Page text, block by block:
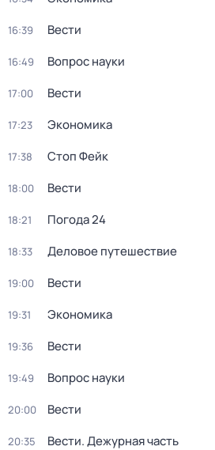
16:39 Вести
16:49 Вопрос науки
17:00 Вести
17:23 Экономика
17:38 Стоп Фейк
18:00 Вести
18:21 Погода 24
18:33 Деловое путешествие
19:00 Вести
19:31 Экономика
19:36 Вести
19:49 Вопрос науки
20:00 Вести
20:35 Вести. Дежурная часть